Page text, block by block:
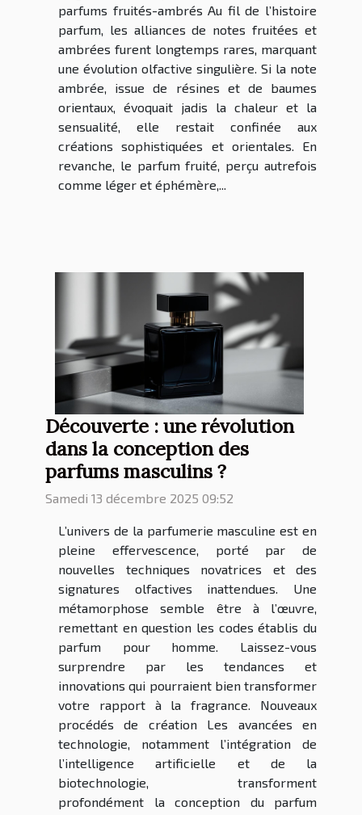
parfums fruités-ambrés Au fil de l’histoire
parfum, les alliances de notes fruitées et
ambrées furent longtemps rares, marquant
une évolution olfactive singulière. Si la note
ambrée, issue de résines et de baumes
orientaux, évoquait jadis la chaleur et la
sensualité, elle restait confinée aux
créations sophistiquées et orientales. En
revanche, le parfum fruité, perçu autrefois
comme léger et éphémère,...
Découverte : une révolution
dans la conception des
parfums masculins ?
Samedi 13 décembre 2025 09:52
L’univers de la parfumerie masculine est en
pleine effervescence, porté par de
nouvelles techniques novatrices et des
signatures olfactives inattendues. Une
métamorphose semble être à l’œuvre,
remettant en question les codes établis du
parfum pour homme. Laissez-vous
surprendre par les tendances et
innovations qui pourraient bien transformer
votre rapport à la fragrance. Nouveaux
procédés de création Les avancées en
technologie, notamment l’intégration de
l’intelligence artificielle et de la
biotechnologie, transforment
profondément la conception du parfum